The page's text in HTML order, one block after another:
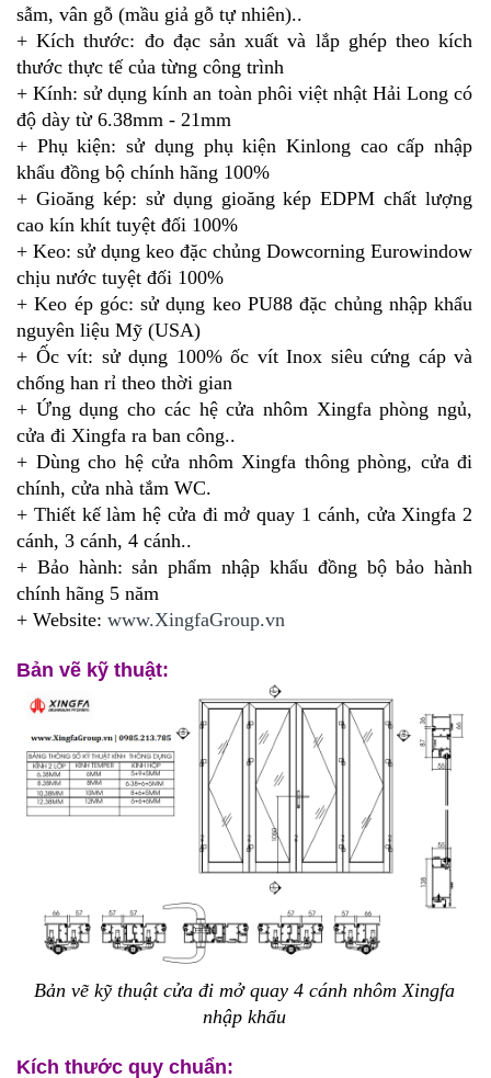
sẫm, vân gỗ (mầu giả gỗ tự nhiên)..
+ Kích thước: đo đạc sản xuất và lắp ghép theo kích
thước thực tế của từng công trình
+ Kính: sử dụng kính an toàn phôi việt nhật Hải Long có
độ dày từ 6.38mm - 21mm
+ Phụ kiện: sử dụng phụ kiện Kinlong cao cấp nhập
khẩu đồng bộ chính hãng 100%
+ Gioăng kép: sử dụng gioăng kép EDPM chất lượng
cao kín khít tuyệt đối 100%
+ Keo: sử dụng keo đặc chủng Dowcorning Eurowindow
chịu nước tuyệt đối 100%
+ Keo ép góc: sử dụng keo PU88 đặc chủng nhập khẩu
nguyên liệu Mỹ (USA)
+ Ốc vít: sử dụng 100% ốc vít Inox siêu cứng cáp và
chống han rỉ theo thời gian
+ Ứng dụng cho các hệ cửa nhôm Xingfa phòng ngủ,
cửa đi Xingfa ra ban công..
+ Dùng cho hệ cửa nhôm Xingfa thông phòng, cửa đi
chính, cửa nhà tắm WC.
+ Thiết kế làm hệ cửa đi mở quay 1 cánh, cửa Xingfa 2
cánh, 3 cánh, 4 cánh..
+ Bảo hành: sản phẩm nhập khẩu đồng bộ bảo hành
chính hãng 5 năm
+ Website: www.XingfaGroup.vn
Bản vẽ kỹ thuật:
Bản vẽ kỹ thuật cửa đi mở quay 4 cánh nhôm Xingfa
nhập khẩu
Kích thước quy chuẩn: